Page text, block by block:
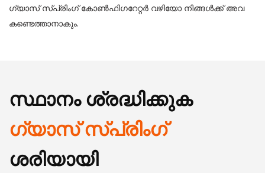
ഗ്യാസ് സ്പ്രിംഗ് കോൺഫിഗറേറ്റർ വഴിയോ നിങ്ങൾക്ക് അവ
കണ്ടെത്താനാകും.
സ്ഥാനം ശ്രദ്ധിക്കുക
ഗ്യാസ് സ്പ്രിംഗ്
ശരിയായി